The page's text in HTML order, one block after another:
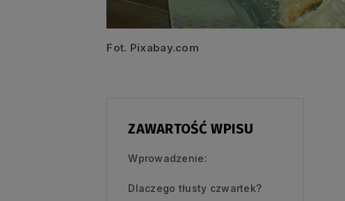
Fot. Pixabay.com
ZAWARTOŚĆ WPISU
Wprowadzenie:
Dlaczego tłusty czwartek?